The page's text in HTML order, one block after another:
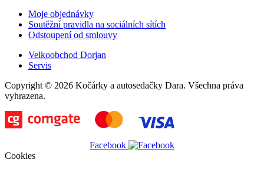
Moje objednávky
Soutěžní pravidla na sociálních sítích
Odstoupení od smlouvy
Velkoobchod Dorjan
Servis
Copyright © 2026 Kočárky a autosedačky Dara. Všechna práva
vyhrazena.
Facebook
Cookies